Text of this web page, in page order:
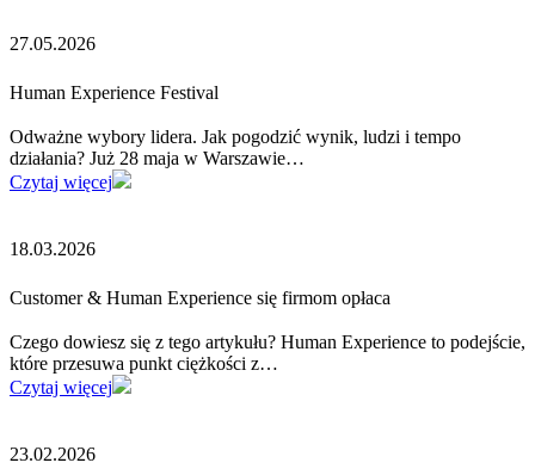
27.05.2026
Human Experience Festival
Odważne wybory lidera. Jak pogodzić wynik, ludzi i tempo
działania? Już 28 maja w Warszawie…
Czytaj więcej
18.03.2026
Customer & Human Experience się firmom opłaca
Czego dowiesz się z tego artykułu? Human Experience to podejście,
które przesuwa punkt ciężkości z…
Czytaj więcej
23.02.2026